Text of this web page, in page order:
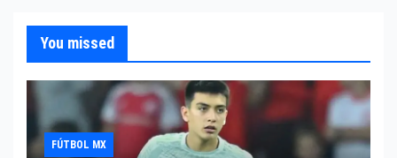
You missed
FÚTBOL MX